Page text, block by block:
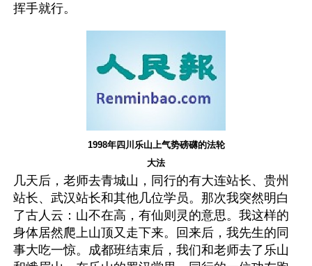
挥手就行。
1998年四川乐山上气势磅礴的法轮
大法
几天后，老师去青城山，同行的有大连站长、贵州
站长、武汉站长和其他几位学员。那次我突然明白
了古人云：山不在高，有仙则灵的意思。我这样的
身体居然爬上山顶又走下来。回来后，我先生的同
事大吃一惊。成都班结束后，我们和老师去了乐山